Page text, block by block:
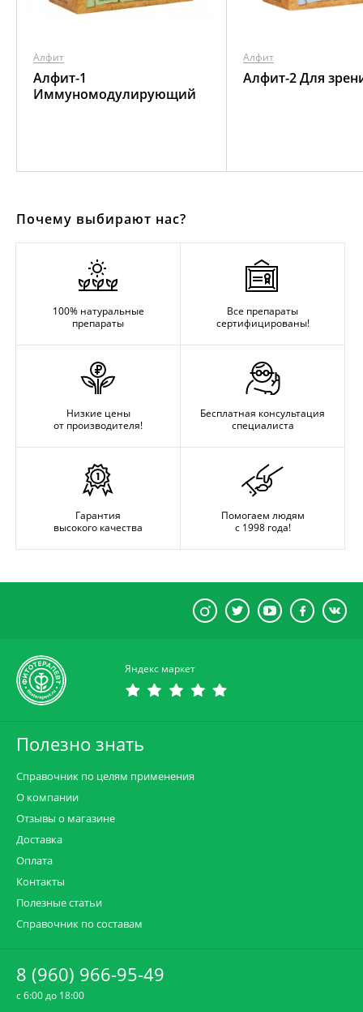
Алфит
Алфит-1
Иммуномодулирующий
Алфит
Алфит-2 Для
Почему выбирают нас?
100% натуральные
препараты
Все препараты
сертифицированы!
Низкие цены
от производителя!
Бесплатная консультация
специалиста
Гарантия
высокого качества
Помогаем людям
с 1998 года!
Яндекс маркет
Полезно знать
Справочник по целям применения
О компании
Отзывы о магазине
Доставка
Оплата
Контакты
Полезные статьи
Справочник по составам
8 (960) 966-95-49
c 6:00 до 18:00